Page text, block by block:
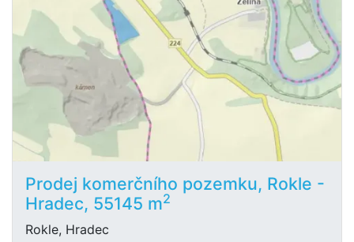
Prodej komerčního pozemku, Rokle -
Hradec, 55145 m2
Rokle, Hradec